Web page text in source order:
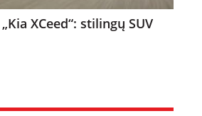
XCeed“: stilingų SUV